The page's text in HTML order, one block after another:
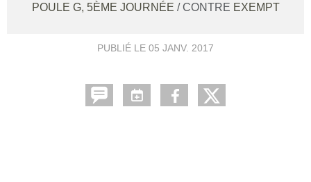
POULE G, 5ÈME JOURNÉE / CONTRE EXEMPT
PUBLIÉ LE 05 JANV. 2017